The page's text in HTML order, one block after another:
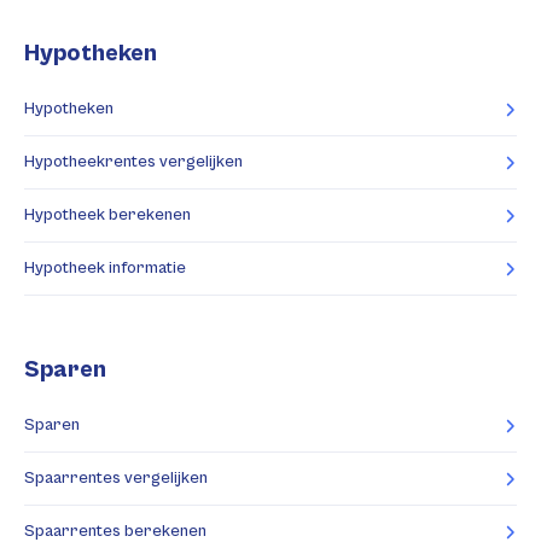
Hypotheken
Hypotheken
Hypotheekrentes vergelijken
Hypotheek berekenen
Hypotheek informatie
Sparen
Sparen
Spaarrentes vergelijken
Spaarrentes berekenen